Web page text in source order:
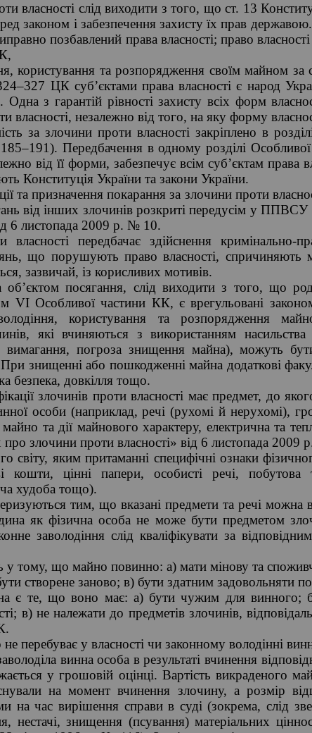
власності слід виходити з того, що ст. 13
законом і забезпечення захисту їх прав
позбавлений права власності; право
користування та розпорядження своїм майном за
ЦК суб’єктами права власності є народ
Одна з гарантій рівності захисту всіх форм
власності, незалежно від того, на яку форму
за злочини проти власності закріплено в
Передбачення в одному розділі
від її форми, забезпечує всім суб’єктам права
Конституція України та закони України.
та призначення покарання за злочини проти
від інших злочинів розкриті передусім у
6 листопада 2009 р. № 10.
власності передбачає здійснення кримінально-
що порушують право власності, спричиняють
зазвичай, із корисливих мотивів.
об’єктом посягання, слід виходити з того, що
VI Особливої частини КК, є врегульовані законом
користування та розпорядження
які вчиняються з використанням
вимагання, погроза знищення майна), можуть
знищенні або пошкодженні майна додаткові
безпека, довкілля тощо.
злочинів проти власності має предмет, до
особи (наприклад, речі (рухомі й нерухомі),
та дії майнового характеру, електрична та
злочини проти власності» від 6 листопада 2009
світу, яким притаманні специфічні ознаки
кошти, цінні папери, особисті речі, побутова
худоба тощо).
тим, що вказані предмети та речі
як фізична особа не може бути предметом
заволодіння слід кваліфікувати за
у тому, що майно повинно: а) мати мінову та
створене заново; в) бути здатним задовольняти
є те, що воно має: а) бути чужим для винного; б)
в) не належати до предметів злочинів,
перебуває у власності чи законному володінні
винна особа в результаті вчинення
у грошовій оцінці. Вартість викраденого
на момент вчинення злочину, а розмір
на час вирішення справи в суді (зокрема, слід
нестачі, знищення (псування) матеріальних